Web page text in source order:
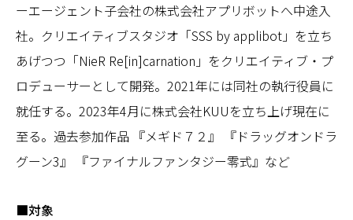
ーエージェント子会社の株式会社アプリボットへ中途入
社。クリエイティブスタジオ「SSS by applibot」を立ち
あげつつ「NieR Re[in]carnation」をクリエイティブ・プ
ロデューサーとして開発。2021年には同社の執行役員に
就任する。2023年4月に株式会社KUUを立ち上げ現在に
至る。過去参加作品 『メギド７２』 『ドラッグオンドラ
グーン3』 『ファイナルファンタジー零式』など
■対象